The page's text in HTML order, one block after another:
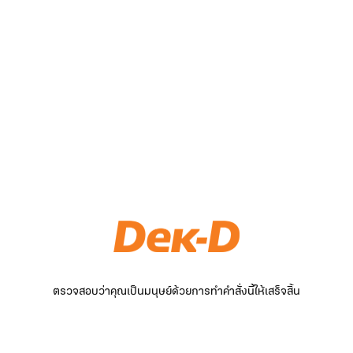
ตรวจสอบว่าคุณเป็นมนุษย์ด้วยการทำคำสั่งนี้ให้เสร็จสิ้น